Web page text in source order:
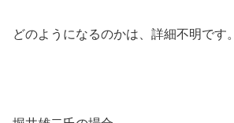
どのようになるのかは、詳細不明です。